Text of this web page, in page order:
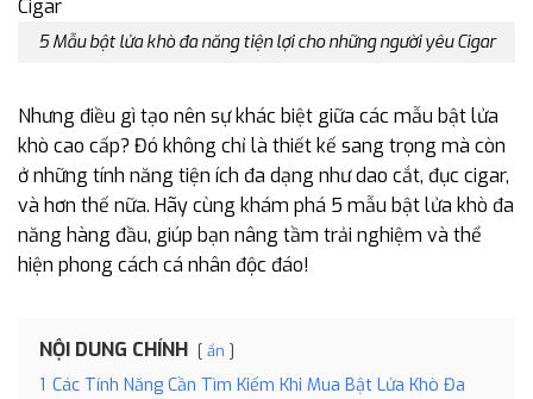
5 Mẫu bật lửa khò đa năng tiện lợi cho những người yêu Cigar
Nhưng điều gì tạo nên sự khác biệt giữa các mẫu bật lửa
khò cao cấp? Đó không chỉ là thiết kế sang trọng mà còn
ở những tính năng tiện ích đa dạng như dao cắt, đục cigar,
và hơn thế nữa. Hãy cùng khám phá 5 mẫu bật lửa khò đa
năng hàng đầu, giúp bạn nâng tầm trải nghiệm và thể
hiện phong cách cá nhân độc đáo!
NỘI DUNG CHÍNH ẩn
1 Các Tính Năng Cần Tìm Kiếm Khi Mua Bật Lửa Khò Đa